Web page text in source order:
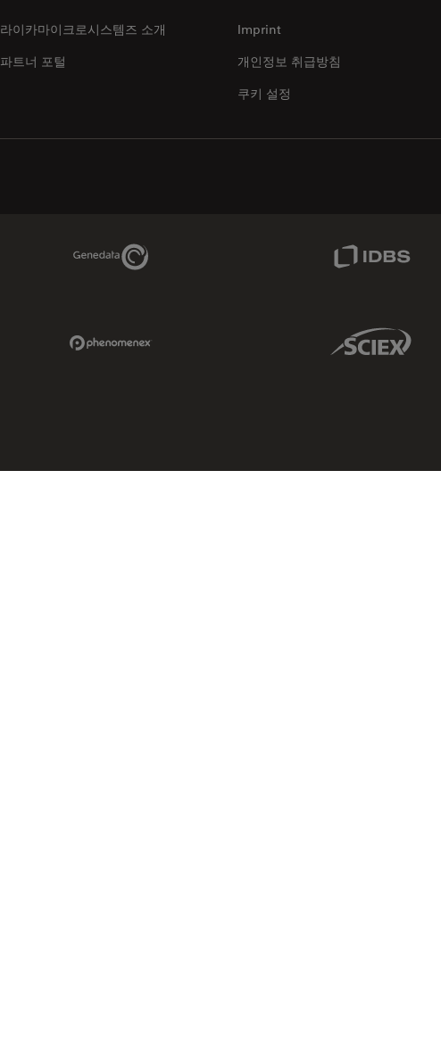
라이카마이크로시스템즈 소개
파트너 포털
Imprint
개인정보 취급방침
쿠키 설정
Genedata Link
Sciex Link